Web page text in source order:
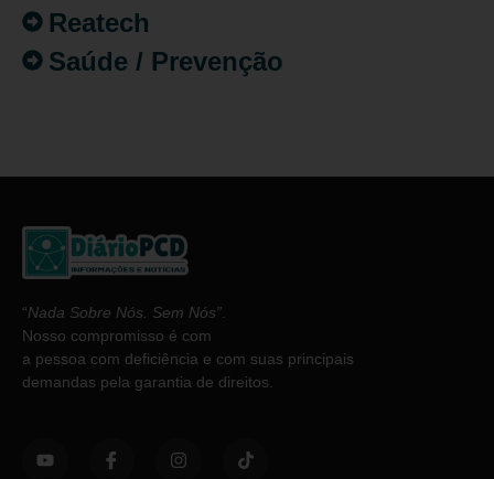
Reatech
Saúde / Prevenção
“Nada Sobre Nós. Sem Nós”
Nosso compromisso é com
a pessoa com deficiência e com suas principais
demandas pela garantia de direitos.